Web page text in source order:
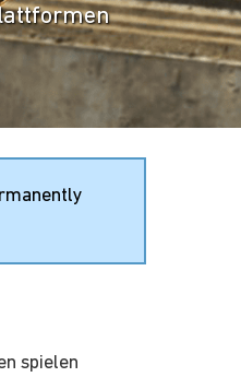
spielen